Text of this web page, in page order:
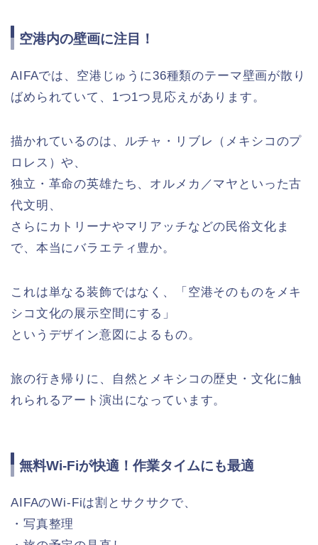
空港内の壁画に注目！
AIFAでは、空港じゅうに36種類のテーマ壁画が散り
ばめられていて、1つ1つ見応えがあります。
描かれているのは、ルチャ・リブレ（メキシコのプ
ロレス）や、
独立・革命の英雄たち、オルメカ／マヤといった古
代文明、
さらにカトリーナやマリアッチなどの民俗文化ま
で、本当にバラエティ豊か。
これは単なる装飾ではなく、「空港そのものをメキ
シコ文化の展示空間にする」
というデザイン意図によるもの。
旅の行き帰りに、自然とメキシコの歴史・文化に触
れられるアート演出になっています。
無料Wi-Fiが快適！作業タイムにも最適
AIFAのWi-Fiは割とサクサクで、
・写真整理